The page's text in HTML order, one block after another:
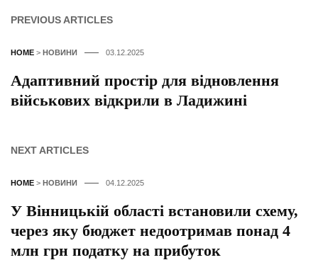
PREVIOUS ARTICLES
HOME > НОВИНИ 03.12.2025
Адаптивний простір для відновлення
військових відкрили в Ладижині
NEXT ARTICLES
HOME > НОВИНИ 04.12.2025
У Вінницькій області встановили схему,
через яку бюджет недоотримав понад 4
млн грн податку на прибуток